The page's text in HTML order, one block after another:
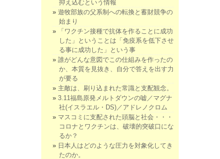
抑え込むという情報
遊牧部族の父系制への転換と蓄財競争の
始まり
「ワクチン接種で抗体を作ることに成功
した」ということは「免疫系を低下させ
る事に成功した」という事
誰がどんな意図でこの仕組みを作ったの
か、本質を見抜き、自分で答えを出す力
が要る
主敵は、刷り込まれた常識と支配観念。
3.11福島原発メルトダウンの嘘／マグナ
社(イスラエル・DS)／アドレノクロム
マスコミに支配された頭脳と社会・・・
コロナとワクチンは、破壊的突破口にな
るか？
日本人はどのような圧力を対象化してき
たのか。